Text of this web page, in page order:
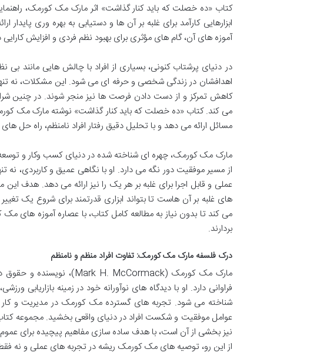
کتاب «ده خصلت که باید کنار گذاشت» اثر مارک مک کورمک،
ابزارهایی کارآمد برای غلبه بر آن ها و دستیابی به بهره وری
آموزه های آن، گام های مؤثری برای بهبود نظم فردی و افزایش کارایی
در دنیای پرشتاب کنونی، بسیاری از افراد با چالش هایی مانند
اهدافشان در زندگی شخصی و حرفه ای می شود. این مشکلات، نه
کاهش تمرکز و از دست دادن فرصت ها نیز منجر شوند. در چنین
می کند. کتاب «ده خصلت که باید کنار گذاشت» نوشته مارک مک
مسائل ارائه می دهد و با تحلیل دقیق رفتار افراد نامنظم، راه حل
مارک مک کورمک، چهره ای شناخته شده در دنیای کسب وکار و توسعه
از مسیر موفقیت دور نگه می دارد. او با نگاهی عمیق و کاربردی،
عملی و قابل اجرا برای غلبه بر هر یک را نیز ارائه می دهد. هدف
های غلبه بر آن هاست تا بتواند ابزاری قدرتمند برای شروع یک
می کند تا بدون نیاز به مطالعه کامل کتاب، با عصاره آموزه
بردارند.
درک فلسفه مارک مک کورمک: تفاوت افراد منظم و نامنظم
فراوانی دارد. او با دیدگاه های نوآورانه خود در زمینه
شناخته می شود. تجربه های گسترده مک کورمک در مدیریت و
نیز بخشی از آن است، با هدف ساده سازی مفاهیم پیچیده برای عموم
از این رو، توصیه های مک کورمک ریشه در تجربه های عملی و نه فقط